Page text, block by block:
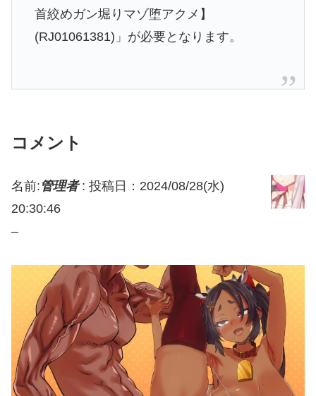
首絞めガン堀りマゾ堕アクメ】
(RJ01061381)」が必要となります。
コメント
名前: 管理者: 投稿日：2024/08/28(水)
20:30:46
–